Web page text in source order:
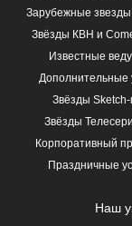
Зарубежные
Звёзды КВН и
Известные
Дополнительные
Звёзды
Звёзды
Корпоративный
Праздничные
Наш